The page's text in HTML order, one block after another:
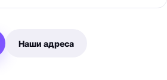
Наши адреса